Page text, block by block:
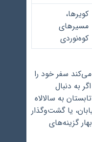
کویرها،
مسیرهای
کوه‌نوردی
سفر خود را
به دنبال
به سالالاه
یا گشت‌وگذار
گزینه‌های